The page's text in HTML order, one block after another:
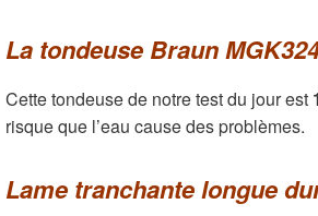
La tondeuse Braun
Cette tondeuse de notre test du jour est
risque que l’eau cause des problèmes.
Lame tranchante longue